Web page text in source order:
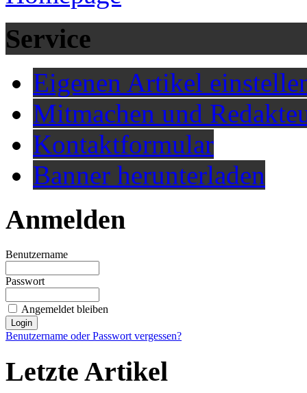
Service
Eigenen Artikel
Mitmachen und
Kontaktformular
Banner herunterladen
Anmelden
Benutzername
Passwort
Angemeldet bleiben
Benutzername oder Passwort vergessen?
Letzte Artikel